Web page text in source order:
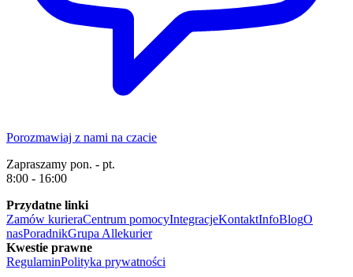
Porozmawiaj z nami na czacie
Zapraszamy pon. - pt.
8:00 - 16:00
Przydatne linki
Zamów kurieraCentrum pomocyIntegracjeKontaktInfoBlogO
nasPoradnikGrupa Allekurier
Kwestie prawne
RegulaminPolityka prywatności